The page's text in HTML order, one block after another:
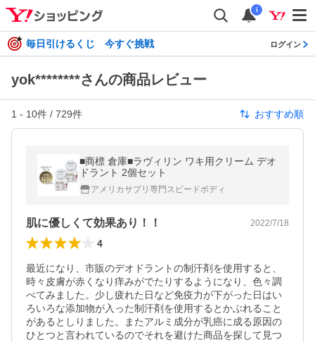
i
毎日引けるくじ 今すぐ挑戦 ログイン
yok********さんの商品レビュー
1 - 10件 / 729件 おすすめ順
■商標 倉庫■ラヴィリン ワキ用クリーム デオ
ドラント 2個セット
アメリカサプリ専門スピードボディ
肌に優しくて効果あり！！ 2022/7/18
4
最近になり、市販のデオドラントの制汗剤を使用すると、
時々皮膚が赤くなり痒みがでたりするようになり、色々調
べてみました。少し疲れた日など免疫力が下がった日はい
ろいろな添加物が入った制汗剤を使用するとかぶれること
があるとしりました。またアルミ成分が乳癌に成る原因の
ひとつと言われているのでそれを避けた商品を探して見つ